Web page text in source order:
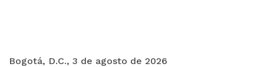
Bogotá, D.C., 3 de agosto de 2026